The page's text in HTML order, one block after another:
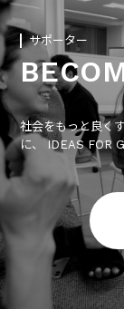
サポーター
社会をもっと良く
に、 IDEAS FOR